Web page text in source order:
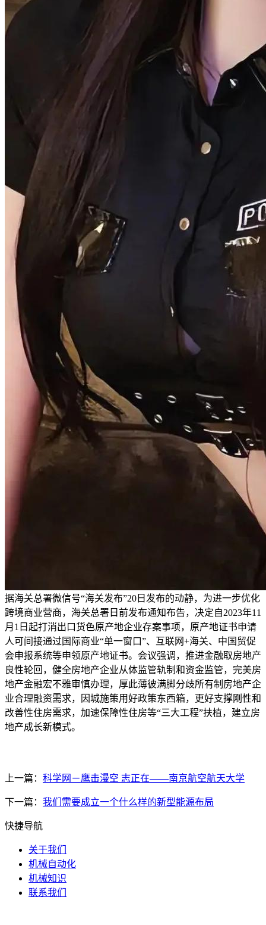
据海关总署微信号“海关发布”20日发布的动静，为进一步优化
跨境商业营商，海关总署日前发布通知布告，决定自2023年11
月1日起打消出口货色原产地企业存案事项，原产地证书申请
人可间接通过国际商业“单一窗口”、互联网+海关、中国贸促
会申报系统等申领原产地证书。会议强调，推进金融取房地产
良性轮回，健全房地产企业从体监管轨制和资金监管，完美房
地产金融宏不雅审慎办理，厚此薄彼满脚分歧所有制房地产企
业合理融资需求，因城施策用好政策东西箱，更好支撑刚性和
改善性住房需求，加速保障性住房等“三大工程”扶植，建立房
地产成长新模式。
上一篇： 科学网－鹰击漫空 志正在——南京航空航天大学
下一篇： 我们需要成立一个什么样的新型能源布局
快捷导航
关于我们
机械自动化
机械知识
联系我们